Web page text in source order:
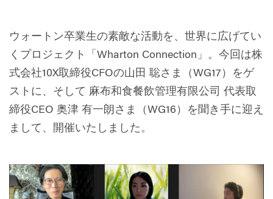
ウォートン卒業生の素敵な活動を、世界に広げてい
くプロジェクト「Wharton Connection」。今回は株
式会社10X取締役CFOの山田 聡さま（WG17）をゲ
ストに、そして 麻布和食餐飲管理有限公司 代表取
締役CEO 奥津 有一朗さま（WG16）を聞き手に迎え
まして、開催いたしました。